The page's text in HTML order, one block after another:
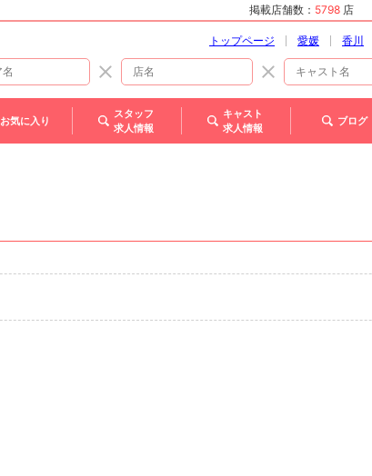
掲載店舗数： 5798 店
トップページ 愛媛 香川
お気に入り
スタッフ
求人情報
キャスト
求人情報
ブログ